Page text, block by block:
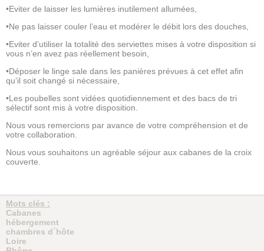
•Eviter de laisser les lumières inutilement allumées,
•Ne pas laisser couler l’eau et modérer le débit lors des douches,
•Eviter d’utiliser la totalité des serviettes mises à votre disposition si
vous n’en avez pas réellement besoin,
•Déposer le linge sale dans les panières prévues à cet effet afin
qu’il soit changé si nécessaire,
•Les poubelles sont vidées quotidiennement et des bacs de tri
sélectif sont mis à votre disposition.
Nous vous remercions par avance de votre compréhension et de
votre collaboration.
Nous vous souhaitons un agréable séjour aux cabanes de la croix
couverte.
Mots clés :
Cabanes
hébergement
chambres d´hôte
Loire